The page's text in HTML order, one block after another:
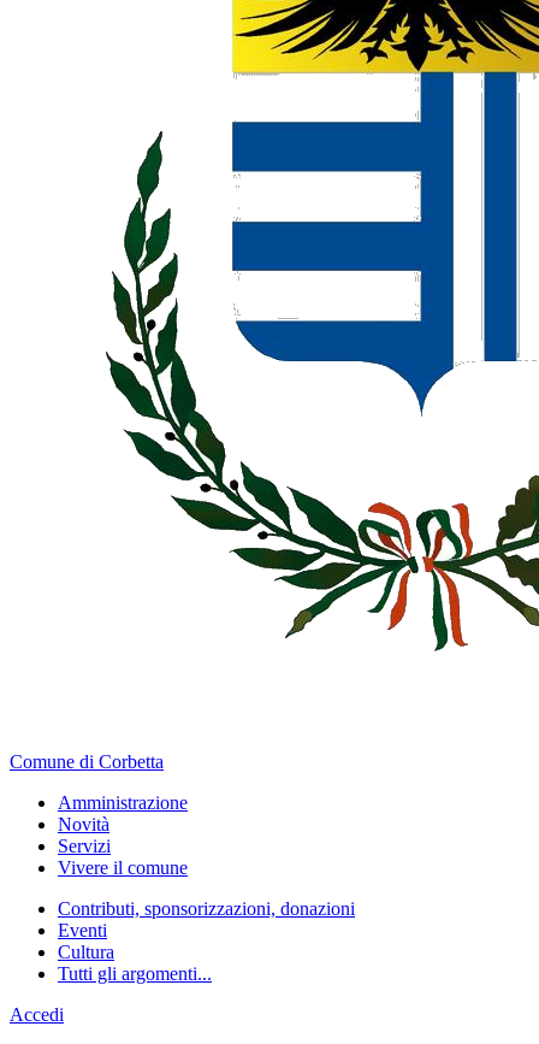
Comune di Corbetta
Amministrazione
Novità
Servizi
Vivere il comune
Contributi, sponsorizzazioni, donazioni
Eventi
Cultura
Tutti gli argomenti...
Accedi